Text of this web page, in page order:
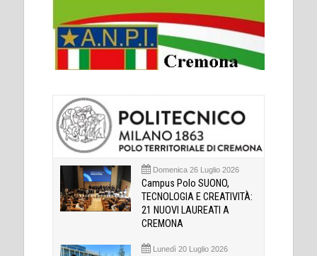
Domenica 26 Luglio 2026
Campus Polo SUONO,
TECNOLOGIA E CREATIVITÀ:
21 NUOVI LAUREATI A
CREMONA
Lunedì 20 Luglio 2026